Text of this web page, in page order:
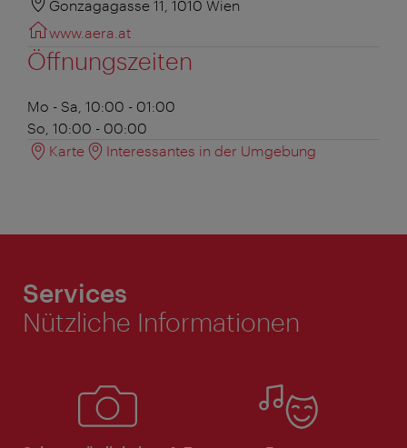
Gonzagagasse 11, 1010 Wien
www.aera.at
Öffnungszeiten
Mo - Sa, 10:00 - 01:00
So, 10:00 - 00:00
Karte
Interessantes in der Umgebung
Services
Nützliche Informationen